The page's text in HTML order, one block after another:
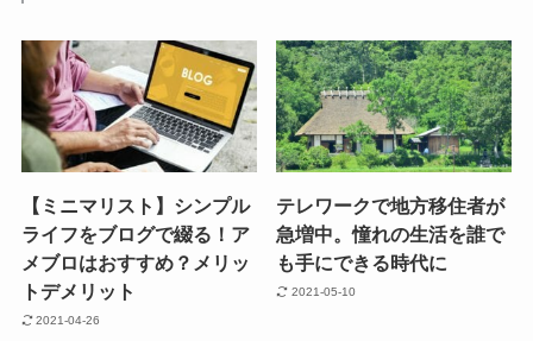
【ミニマリスト】シンプル
ライフをブログで綴る！ア
メブロはおすすめ？メリッ
トデメリット
2021-04-26
テレワークで地方移住者が
急増中。憧れの生活を誰で
も手にできる時代に
2021-05-10